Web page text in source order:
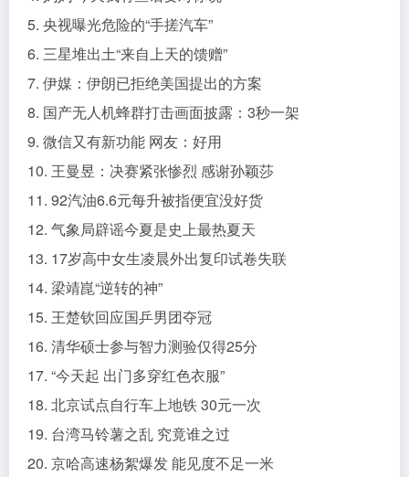
5. 央视曝光危险的“手搓汽车”
6. 三星堆出土“来自上天的馈赠”
7. 伊媒：伊朗已拒绝美国提出的方案
8. 国产无人机蜂群打击画面披露：3秒一架
9. 微信又有新功能 网友：好用
10. 王曼昱：决赛紧张惨烈 感谢孙颖莎
11. 92汽油6.6元每升被指便宜没好货
12. 气象局辟谣今夏是史上最热夏天
13. 17岁高中女生凌晨外出复印试卷失联
14. 梁靖崑“逆转的神”
15. 王楚钦回应国乒男团夺冠
16. 清华硕士参与智力测验仅得25分
17. “今天起 出门多穿红色衣服”
18. 北京试点自行车上地铁 30元一次
19. 台湾马铃薯之乱 究竟谁之过
20. 京哈高速杨絮爆发 能见度不足一米